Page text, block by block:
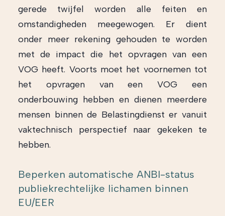
gerede twijfel worden alle feiten en
omstandigheden meegewogen. Er dient
onder meer rekening gehouden te worden
met de impact die het opvragen van een
VOG heeft. Voorts moet het voornemen tot
het opvragen van een VOG een
onderbouwing hebben en dienen meerdere
mensen binnen de Belastingdienst er vanuit
vaktechnisch perspectief naar gekeken te
hebben.
Beperken automatische ANBI-status
publiekrechtelijke lichamen binnen
EU/EER